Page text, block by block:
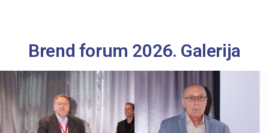
Brend forum 2026. Galerija